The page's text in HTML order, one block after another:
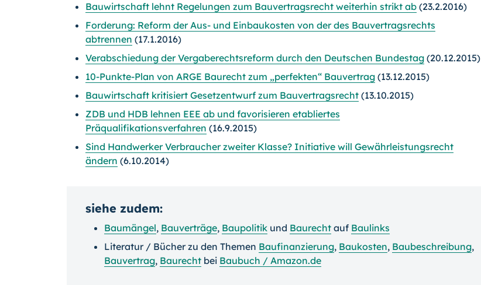
Bauwirtschaft lehnt Regelungen zum Bauvertragsrecht weiterhin strikt ab (23.2.2016)
Forderung: Reform der Aus- und Einbaukosten von der des Bauvertragsrechts
abtrennen (17.1.2016)
Verabschiedung der Vergaberechtsreform durch den Deutschen Bundestag (20.12.2015)
10-Punkte-Plan von ARGE Baurecht zum „perfekten“ Bauvertrag (13.12.2015)
Bauwirtschaft kritisiert Gesetzentwurf zum Bauvertragsrecht (13.10.2015)
ZDB und HDB lehnen EEE ab und favorisieren etabliertes
Präqualifikationsverfahren (16.9.2015)
Sind Handwerker Verbraucher zweiter Klasse? Initiative will Gewährleistungsrecht
ändern (6.10.2014)
siehe zudem:
Baumängel, Bauverträge, Baupolitik und Baurecht auf Baulinks
Literatur / Bücher zu den Themen Baufinanzierung, Baukosten, Baubeschreibung,
Bauvertrag, Baurecht bei Baubuch / Amazon.de